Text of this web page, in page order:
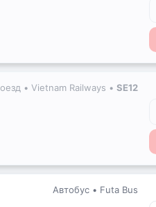
• Vietnam Railways • SE12
Автобус • Futa Bus